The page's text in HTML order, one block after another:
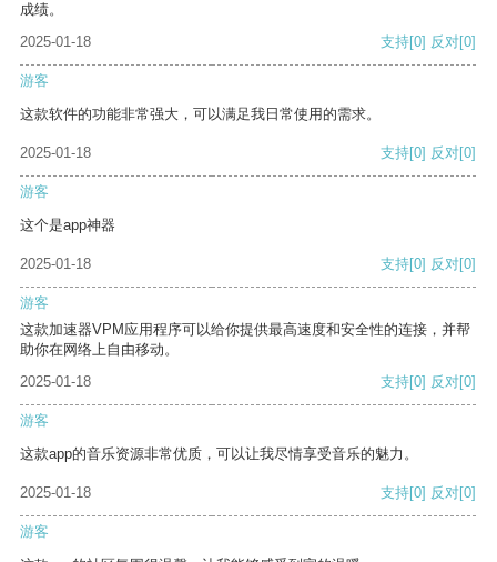
成绩。
2025-01-18
支持[0] 反对[0]
游客
这款软件的功能非常强大，可以满足我日常使用的需求。
2025-01-18 支持[0] 反对[0]
游客
这个是app神器
2025-01-18 支持[0] 反对[0]
游客
这款加速器VPM应用程序可以给你提供最高速度和安全性的连接，并帮
助你在网络上自由移动。
2025-01-18
支持[0] 反对[0]
游客
这款app的音乐资源非常优质，可以让我尽情享受音乐的魅力。
2025-01-18 支持[0] 反对[0]
游客